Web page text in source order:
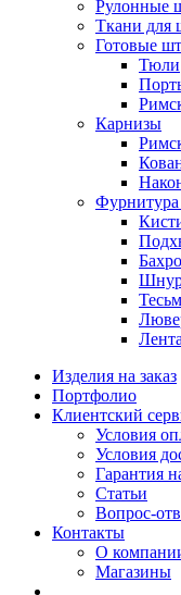
Рулонные
Ткани для
Готовые
Тюли
Карнизы
Изделия на заказ
Портфолио
Клиентский
Условия
Условия
Гарантия
Статьи
Вопрос-
Контакты
О
Магазины